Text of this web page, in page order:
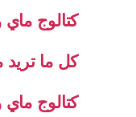
كتالوج ماي
كل ما تريد
كتالوج ماي واي